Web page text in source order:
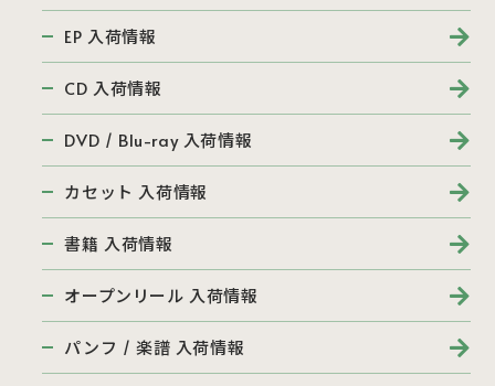
EP 入荷情報
CD 入荷情報
DVD / Blu-ray 入荷情報
カセット 入荷情報
書籍 入荷情報
オープンリール 入荷情報
パンフ / 楽譜 入荷情報